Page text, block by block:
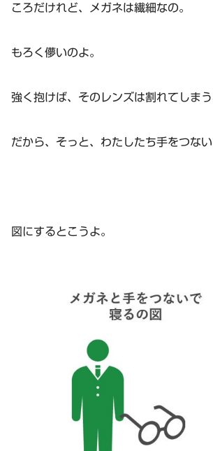
ころだけれど、メガネは繊細なの。
もろく儚いのよ。
強く抱けば、そのレンズは割れてしまう
だから、そっと、わたしたち手をつない
図にするとこうよ。